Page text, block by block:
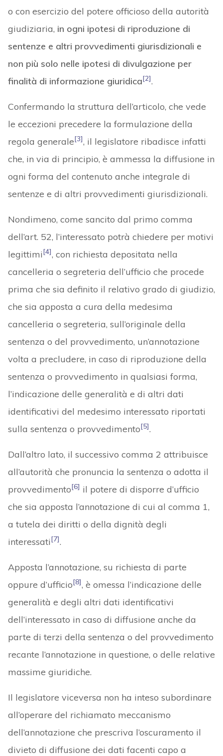
o con esercizio del potere officioso della autorità
giudiziaria, in ogni ipotesi di riproduzione di
sentenze e altri provvedimenti giurisdizionali e
non più solo nelle ipotesi di divulgazione per
finalità di informazione giuridica[2].
Confermando la struttura dell’articolo, che vede
le eccezioni precedere la formulazione della
regola generale[3], il legislatore ribadisce infatti
che, in via di principio, è ammessa la diffusione in
ogni forma del contenuto anche integrale di
sentenze e di altri provvedimenti giurisdizionali.
Nondimeno, come sancito dal primo comma
dell’art. 52, l’interessato potrà chiedere per motivi
legittimi[4], con richiesta depositata nella
cancelleria o segreteria dell’ufficio che procede
prima che sia definito il relativo grado di giudizio,
che sia apposta a cura della medesima
cancelleria o segreteria, sull’originale della
sentenza o del provvedimento, un’annotazione
volta a precludere, in caso di riproduzione della
sentenza o provvedimento in qualsiasi forma,
l’indicazione delle generalità e di altri dati
identificativi del medesimo interessato riportati
sulla sentenza o provvedimento[5].
Dall’altro lato, il successivo comma 2 attribuisce
all’autorità che pronuncia la sentenza o adotta il
provvedimento[6] il potere di disporre d’ufficio
che sia apposta l’annotazione di cui al comma 1,
a tutela dei diritti o della dignità degli
interessati[7].
Apposta l’annotazione, su richiesta di parte
oppure d’ufficio[8], è omessa l’indicazione delle
generalità e degli altri dati identificativi
dell’interessato in caso di diffusione anche da
parte di terzi della sentenza o del provvedimento
recante l’annotazione in questione, o delle relative
massime giuridiche.
Il legislatore viceversa non ha inteso subordinare
all’operare del richiamato meccanismo
dell’annotazione che prescriva l’oscuramento il
divieto di diffusione dei dati facenti capo a